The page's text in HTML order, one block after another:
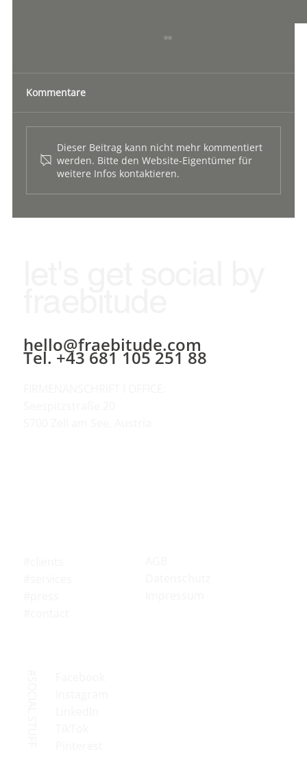
#SOCIALADVERTISING - TRAFFIC OHNE
ERTRAG IST NUR LÄRM.
Kommentare
Dieser Beitrag kann nicht mehr kommentiert
werden. Bitte den Website-Eigentümer für
weitere Infos kontaktieren.
hello@fraebitude.com
Tel. +43 681 105 251 88